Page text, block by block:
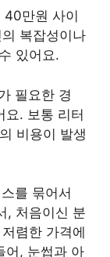
만원 사이
복잡성이나
있어요.
필요한 경
요. 보통 리터
비용이 발생
를 묶어서
, 처음이신 분
렴한 가격에
어, 눈썹과 아